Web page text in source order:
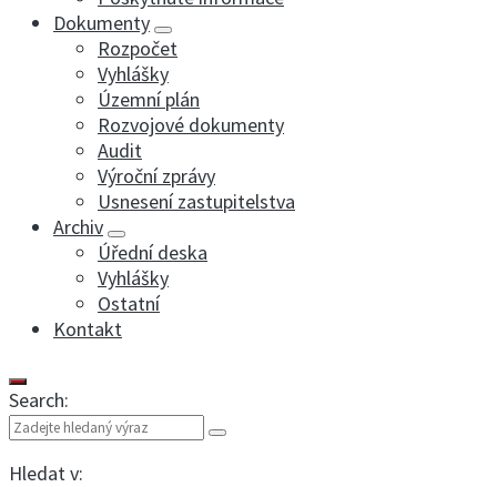
Dokumenty
Rozpočet
Vyhlášky
Územní plán
Rozvojové dokumenty
Audit
Výroční zprávy
Usnesení zastupitelstva
Archiv
Úřední deska
Vyhlášky
Ostatní
Kontakt
Search:
Hledat v: